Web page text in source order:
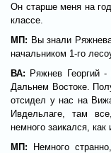
Он старше меня на
классе.
МП: Вы знали
начальником 1-го
ВА: Ряжнев Георгий
Дальнем Востоке.
отсидел у нас на
Ивдельлаге, там
немного заикался,
МП: Немного